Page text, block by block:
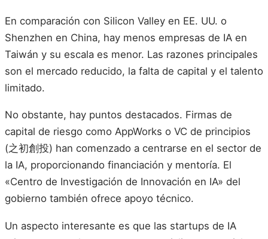
En comparación con Silicon Valley en EE. UU. o
Shenzhen en China, hay menos empresas de IA en
Taiwán y su escala es menor. Las razones principales
son el mercado reducido, la falta de capital y el talento
limitado.
No obstante, hay puntos destacados. Firmas de
capital de riesgo como AppWorks o VC de principios
(之初創投) han comenzado a centrarse en el sector de
la IA, proporcionando financiación y mentoría. El
«Centro de Investigación de Innovación en IA» del
gobierno también ofrece apoyo técnico.
Un aspecto interesante es que las startups de IA